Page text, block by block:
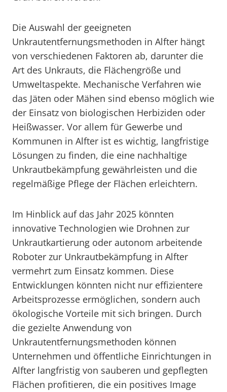
Die Auswahl der geeigneten
Unkrautentfernungsmethoden in Alfter hängt
von verschiedenen Faktoren ab, darunter die
Art des Unkrauts, die Flächengröße und
Umweltaspekte. Mechanische Verfahren wie
das Jäten oder Mähen sind ebenso möglich wie
der Einsatz von biologischen Herbiziden oder
Heißwasser. Vor allem für Gewerbe und
Kommunen in Alfter ist es wichtig, langfristige
Lösungen zu finden, die eine nachhaltige
Unkrautbekämpfung gewährleisten und die
regelmäßige Pflege der Flächen erleichtern.
Im Hinblick auf das Jahr 2025 könnten
innovative Technologien wie Drohnen zur
Unkrautkartierung oder autonom arbeitende
Roboter zur Unkrautbekämpfung in Alfter
vermehrt zum Einsatz kommen. Diese
Entwicklungen könnten nicht nur effizientere
Arbeitsprozesse ermöglichen, sondern auch
ökologische Vorteile mit sich bringen. Durch
die gezielte Anwendung von
Unkrautentfernungsmethoden können
Unternehmen und öffentliche Einrichtungen in
Alfter langfristig von sauberen und gepflegten
Flächen profitieren, die ein positives Image